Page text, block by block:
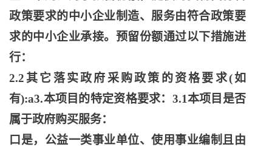
政策要求的中小企业制造、服务由符合政策要
求的中小企业承接。预留份额通过以下措施进
行：
2.2其它落实政府采购政策的资格要求(如
有):a3.本项目的特定资格要求：3.1本项目是否
属于政府购买服务：
口是，公益一类事业单位、使用事业编制且由